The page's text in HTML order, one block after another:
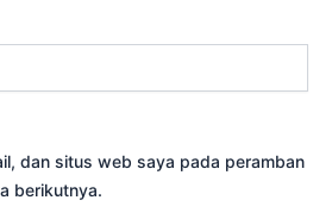
dan situs web saya pada peramban
berikutnya.